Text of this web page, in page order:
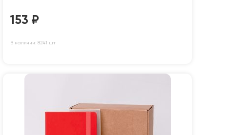
153 ₽
В наличии: 8241 шт